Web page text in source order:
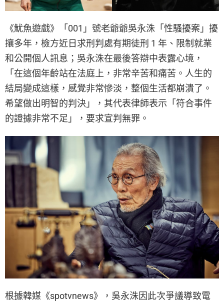
《魷魚遊戲》「001」號老爺爺吳永洙「性騷擾案」擾
攘多年，檢方近日求刑判處有期徒刑 1 年、限制就業
和公開個人訊息；吳永洙在最後答辯中表露心境，
「在這個年齡站在法庭上，非常辛苦和痛苦。人生的
結局變成這樣，感覺非常慘淡，整個生活都崩潰了。
希望做出明智的判決」，其代表律師表示「符合事件
的證據非常不足」，要求宣判無罪。
根據韓媒《spotvnews》，吳永洙因此次爭議導致電